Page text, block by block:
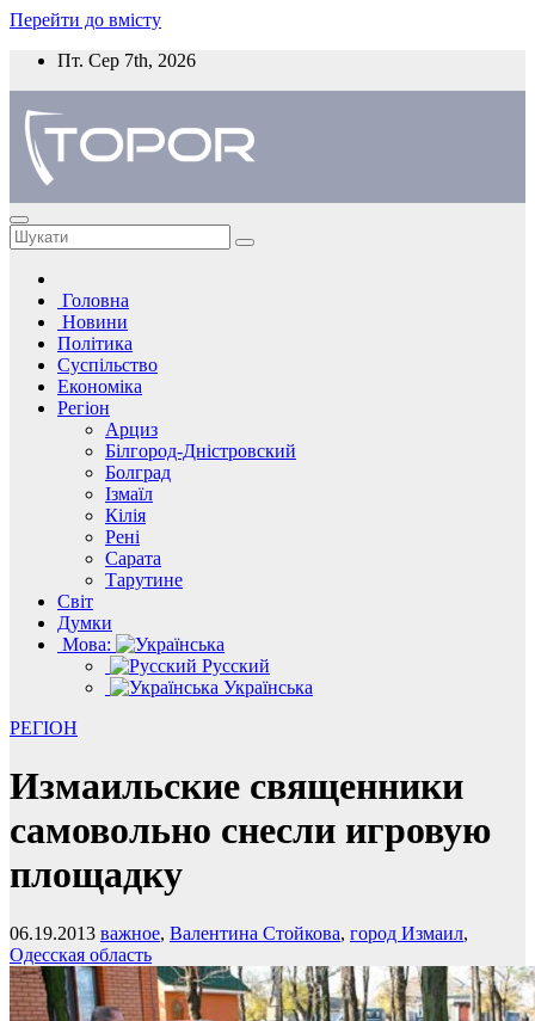
Перейти до вмісту
Пт. Сер 7th, 2026
Головна
Новини
Політика
Суспільство
Економіка
Регіон
Арциз
Білгород-Дністровский
Болград
Ізмаїл
Кілія
Рені
Сарата
Тарутине
Світ
Думки
Мова:
Русский
Українська
РЕГІОН
Измаильские священники
самовольно снесли игровую
площадку
06.19.2013 важное, Валентина Стойкова, город Измаил,
Одесская область